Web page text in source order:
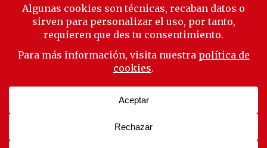
© Liga Educación 2025 |Aviso Legal|Política de
Privacidad|Política de Cookies
Síguenos